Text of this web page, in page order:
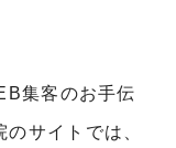
集客のお手伝
のサイトでは、